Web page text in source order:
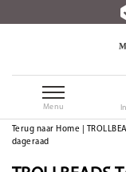
Menu
Terug naar Home
dageraad